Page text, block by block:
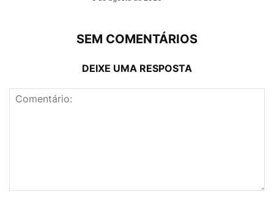
SEM COMENTÁRIOS
DEIXE UMA RESPOSTA